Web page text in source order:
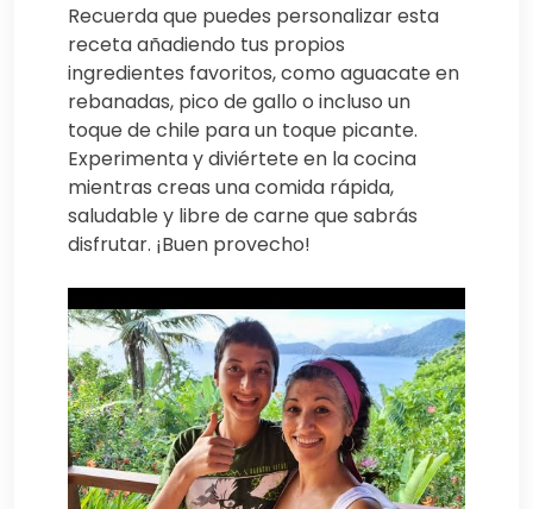
Recuerda que puedes personalizar esta
receta añadiendo tus propios
ingredientes favoritos, como aguacate en
rebanadas, pico de gallo o incluso un
toque de chile para un toque picante.
Experimenta y diviértete en la cocina
mientras creas una comida rápida,
saludable y libre de carne que sabrás
disfrutar. ¡Buen provecho!